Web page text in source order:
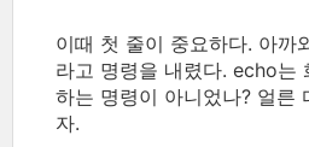
이때 첫 줄이 중요하다. 아까
라고 명령을 내렸다. echo는
하는 명령이 아니었나? 얼른
자.